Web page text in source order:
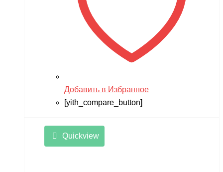
Добавить в Избранное
[yith_compare_button]
Quickview